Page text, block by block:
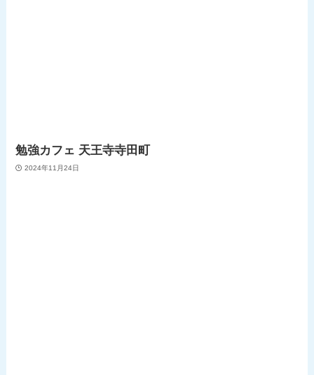
勉強カフェ 天王寺寺田町
2024年11月24日